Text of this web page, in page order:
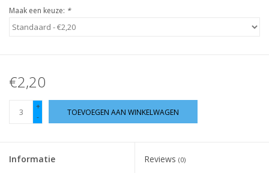
Maak een keuze: *
€2,20
+
-
TOEVOEGEN AAN WINKELWAGEN
Informatie Reviews (0)